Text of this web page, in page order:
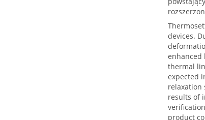
devices.
enhanced
thermal
expected
relaxation
results of
product